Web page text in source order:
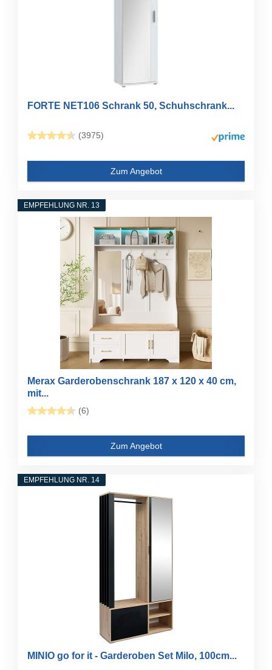
FORTE NET106 Schrank 50, Schuhschrank...
(3975)
Zum Angebot
EMPFEHLUNG NR. 13
Merax Garderobenschrank 187 x 120 x 40 cm,
mit...
(6)
Zum Angebot
EMPFEHLUNG NR. 14
MINIO go for it - Garderoben Set Milo, 100cm...